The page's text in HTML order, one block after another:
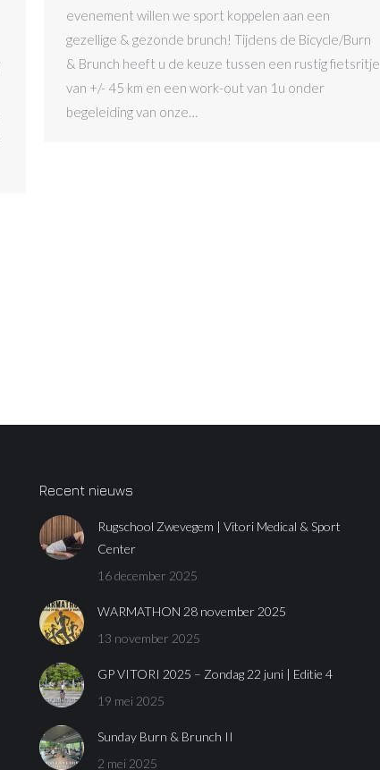
evenement willen we sport koppelen aan een
gezellige & gezonde brunch! Tijdens de Bicycle/Burn
& Brunch heeft u de keuze tussen een rustig fietsritje
van +/- 45 km en een work-out van 1u onder
begeleiding van onze…
Recent nieuws
Rugschool Zwevegem | Vitori Medical & Sport
Center
16 december 2025
WARMATHON 28 november 2025
13 november 2025
GP VITORI 2025 – Zondag 22 juni | Editie 4
19 mei 2025
Sunday Burn & Brunch II
2 mei 2025